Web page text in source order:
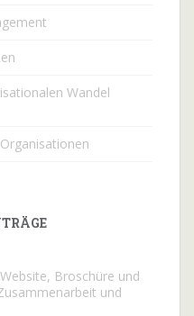
Wandel
Broschüre und
und